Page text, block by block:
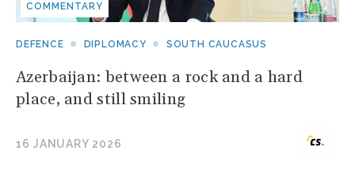
COMMENTARY
DEFENCE DIPLOMACY SOUTH CAUCASUS
Azerbaijan: between a rock and a hard
place, and still smiling
16 JANUARY 2026